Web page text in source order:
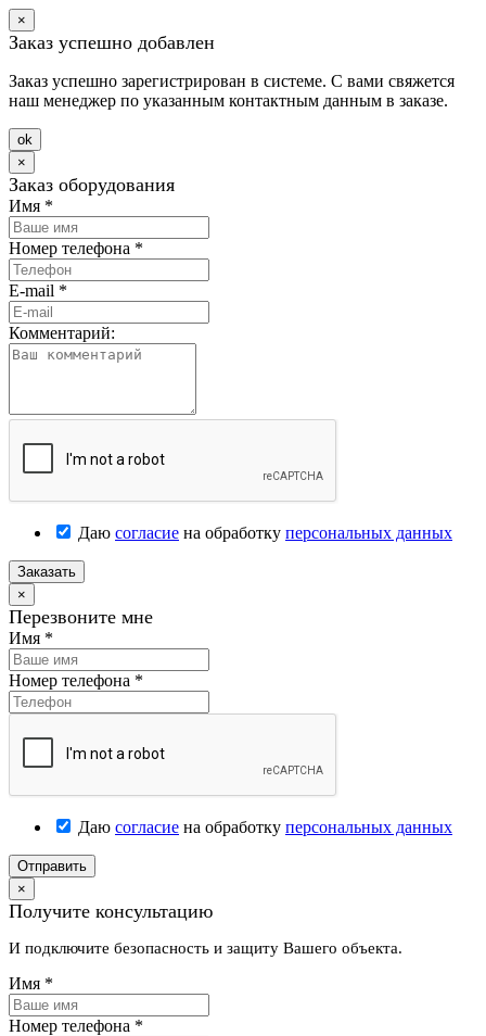
×
Заказ успешно добавлен
Заказ успешно зарегистрирован в системе. С вами свяжется
наш менеджер по указанным контактным данным в заказе.
оk
×
Заказ оборудования
Имя *
Номер телефона *
E-mail *
Комментарий:
Даю согласие на обработку персональных данных
Заказать
×
Перезвоните мне
Имя *
Номер телефона *
Даю согласие на обработку персональных данных
Отправить
×
Получите консультацию
И подключите безопасность и защиту Вашего объекта.
Имя *
Номер телефона *